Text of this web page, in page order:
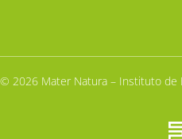
© 2026 Mater Natura – Instituto de